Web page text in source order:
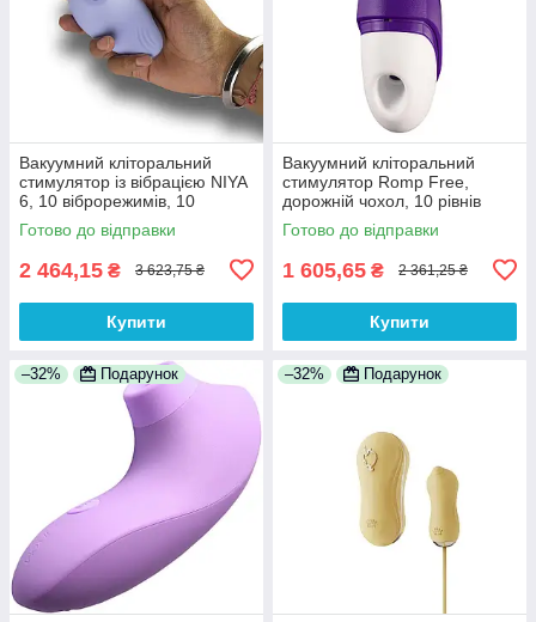
Вакуумний кліторальний
стимулятор із вібрацією NIYA
6, 10 віброрежимів, 10
вакуумно-хвильових режимів
Готово до відправки
2 464,15 ₴ 3 623,75 ₴
Купити
Вакуумний кліторальний
стимулятор Romp Free,
дорожній чохол, 10 рівнів
інтенсивності
Готово до відправки
1 605,65 ₴ 2 361,25 ₴
Купити
–32% Подарунок –32% Подарунок